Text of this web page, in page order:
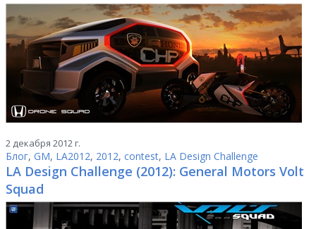
2 декабря 2012 г.
Блог, GM, LA2012, 2012, contest, LA Design Challenge
LA Design Challenge (2012): General Motors Volt
Squad